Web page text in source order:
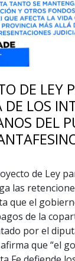
DE LEY
DE LOS
DEL
de Ley
las
que el
de la
por el
que “el